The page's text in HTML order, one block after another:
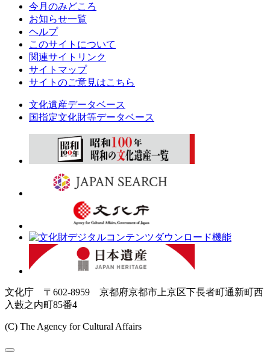
今月のみどころ
お知らせ一覧
ヘルプ
このサイトについて
関連サイトリンク
サイトマップ
サイトのご意見はこちら
文化遺産データベース
国指定文化財等データベース
文化庁 〒602-8959 京都府京都市上京区下長者町通新町西
入藪之内町85番4
(C) The Agency for Cultural Affairs